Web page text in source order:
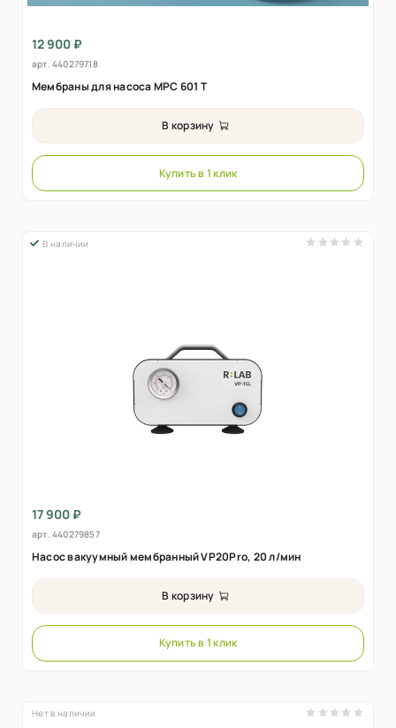
12 900 ₽
арт. 440279718
Мембраны для насоса MPC 601 Т
В корзину
Купить в 1 клик
В наличии
17 900 ₽
арт. 440279857
Насос вакуумный мембранный VP20Pro, 20 л/мин
В корзину
Купить в 1 клик
Нет в наличии